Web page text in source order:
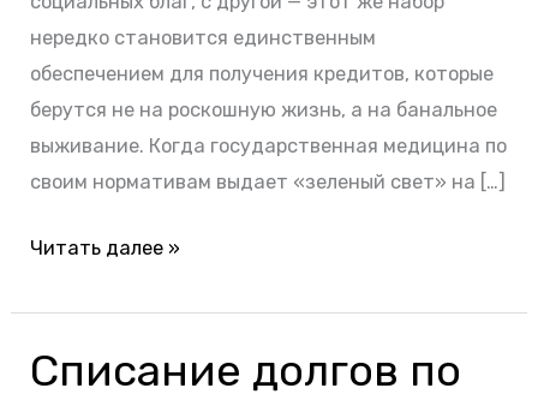
нередко становится единственным
обеспечением для получения кредитов, которые
берутся не на роскошную жизнь, а на банальное
выживание. Когда государственная медицина по
своим нормативам выдает «зеленый свет» на […]
Читать далее »
Списание долгов по
Списание